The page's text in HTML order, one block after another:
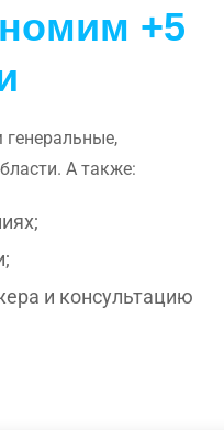
+5
А также:
и консультацию